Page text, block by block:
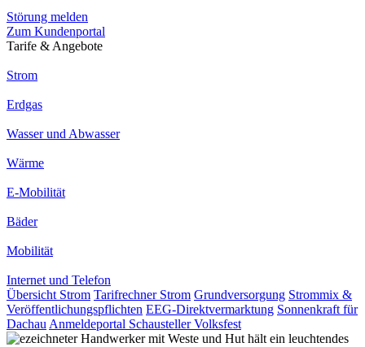
Störung melden
Zum Kundenportal
Tarife & Angebote
Strom
Erdgas
Wasser und Abwasser
Wärme
E-Mobilität
Bäder
Mobilität
Internet und Telefon
Übersicht Strom Tarifrechner Strom Grundversorgung Strommix &
Veröffentlichungspflichten EEG-Direktvermarktung Sonnenkraft für
Dachau Anmeldeportal Schausteller Volksfest